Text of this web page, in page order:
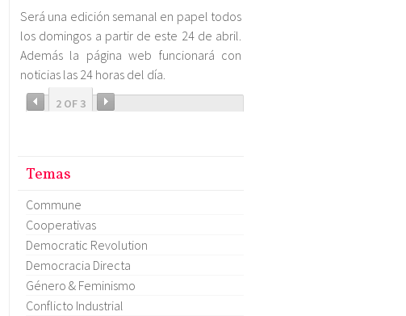
Será una edición semanal en papel todos
los domingos a partir de este 24 de abril.
Además la página web funcionará con
noticias las 24 horas del día.
2 OF 3
Temas
Commune
Cooperativas
Democratic Revolution
Democracia Directa
Género & Feminismo
Conflicto Industrial